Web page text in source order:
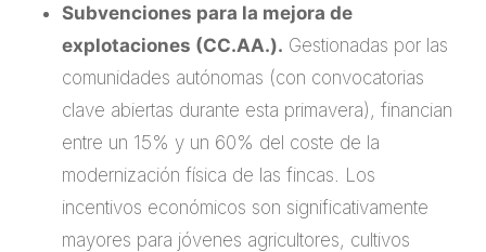
Subvenciones para la mejora de
explotaciones (CC.AA.). Gestionadas por las
comunidades autónomas (con convocatorias
clave abiertas durante esta primavera), financian
entre un 15% y un 60% del coste de la
modernización física de las fincas. Los
incentivos económicos son significativamente
mayores para jóvenes agricultores, cultivos